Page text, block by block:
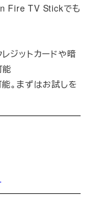
Fire TV Stickでも
ジットカードや暗
。まずはお試しを